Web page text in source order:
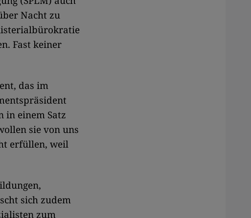
Nacht zu
Fast keiner
das im
in einem Satz
sie von uns
erfüllen, weil
sich zudem
zum